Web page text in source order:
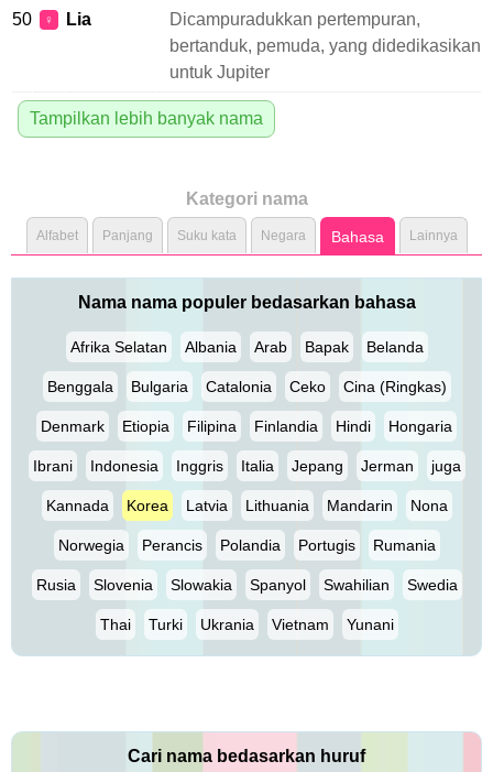
50 ♀ Lia
Dicampuradukkan pertempuran,
bertanduk, pemuda, yang didedikasikan
untuk Jupiter
Tampilkan lebih banyak nama
Kategori nama
Alfabet Panjang Suku kata Negara Bahasa Lainnya
Nama nama populer bedasarkan bahasa
Afrika Selatan Albania Arab Bapak Belanda
Benggala Bulgaria Catalonia Ceko Cina (Ringkas)
Denmark Etiopia Filipina Finlandia Hindi Hongaria
Ibrani Indonesia Inggris Italia Jepang Jerman juga
Kannada Korea Latvia Lithuania Mandarin Nona
Norwegia Perancis Polandia Portugis Rumania
Rusia Slovenia Slowakia Spanyol Swahilian Swedia
Thai Turki Ukrania Vietnam Yunani
Cari nama bedasarkan huruf